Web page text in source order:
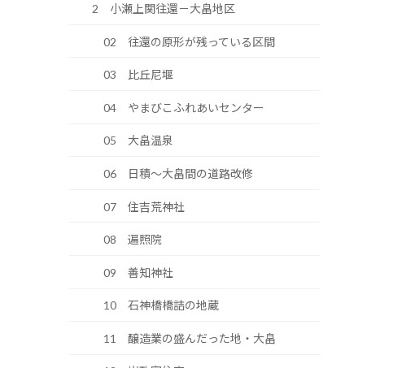
2 小瀬上関往還－大畠地区
02 往還の原形が残っている区間
03 比丘尼堰
04 やまびこふれあいセンター
05 大畠温泉
06 日積～大畠間の道路改修
07 住吉荒神社
08 遍照院
09 善知神社
10 石神橋橋詰の地蔵
11 醸造業の盛んだった地・大畠